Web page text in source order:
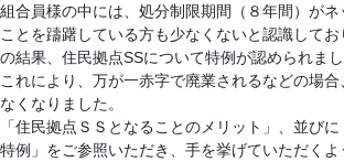
組合員様の中には、処分制限期間（８年間）が
ことを躊躇している方も少なくないと認識して
の結果、住民拠点SSについて特例が認められまし
これにより、万が一赤字で廃業されるなどの場
なくなりました。
「住民拠点ＳＳとなることのメリット」、並び
特例」をご参照いただき、手を挙げていただく